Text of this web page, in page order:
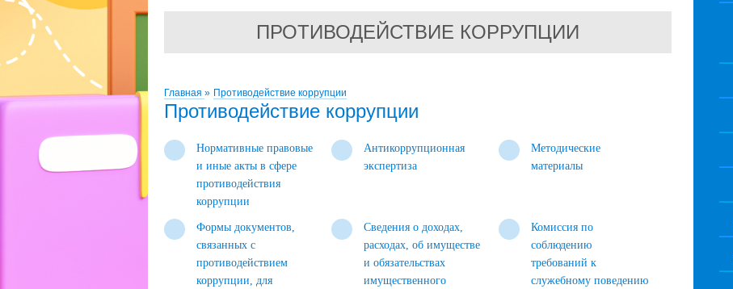
ПРОТИВОДЕЙСТВИЕ КОРРУПЦИИ
Главная » Противодействие коррупции
Противодействие коррупции
Нормативные правовые
и иные акты в сфере
противодействия
коррупции
Антикоррупционная
экспертиза
Методические
материалы
Формы документов,
связанных с
противодействием
коррупции, для
Сведения о доходах,
расходах, об имуществе
и обязательствах
имущественного
Комиссия по
соблюдению
требований к
служебному поведению